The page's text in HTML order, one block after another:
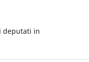
deputati in